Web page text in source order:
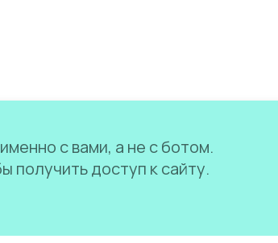
с вами, а не с ботом.
получить доступ к сайту.